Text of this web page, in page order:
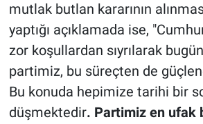
mutlak butlan kararının
yaptığı açıklamada ise,
zor koşullardan sıyrılarak
partimiz, bu süreçten de
Bu konuda hepimize tarihi bir
düşmektedir. Partimiz en ufak